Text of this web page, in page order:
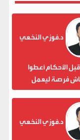
د.فوزي النخعي
الأحكام أعطوا
فرصة ليعمل
د.فوزي النخعي